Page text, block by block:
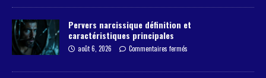
Pervers narcissique définition et
caractéristiques principales
août 6, 2026 Commentaires fermés